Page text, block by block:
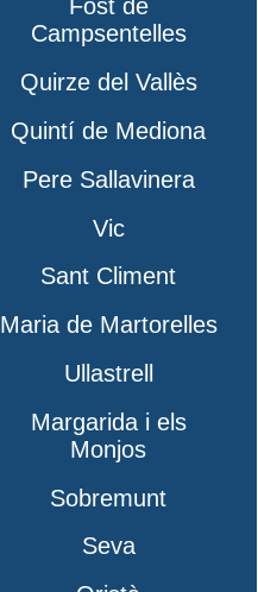
Fost de
Campsentelles
Quirze del Vallès
Quintí de Mediona
Pere Sallavinera
Vic
Sant Climent
Maria de Martorelles
Ullastrell
Margarida i els
Monjos
Sobremunt
Seva